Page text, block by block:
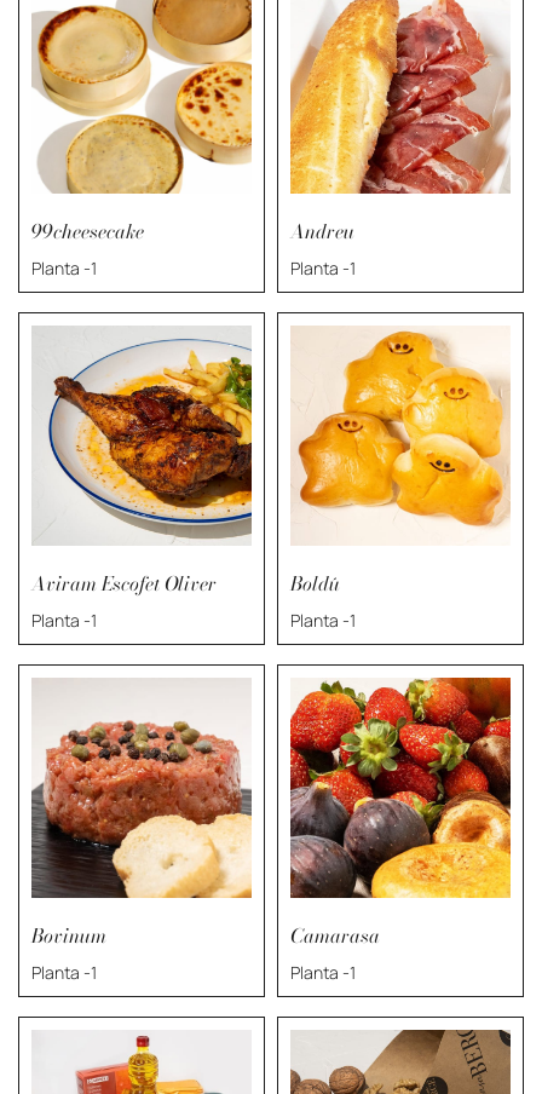
99cheesecake
Planta -1
Andreu
Planta -1
Aviram Escofet Oliver
Planta -1
Boldú
Planta -1
Bovinum
Planta -1
Camarasa
Planta -1